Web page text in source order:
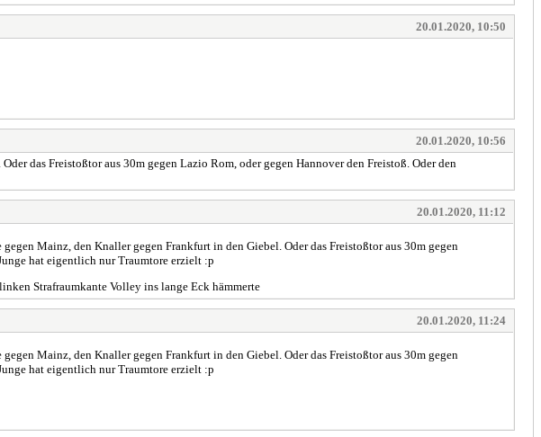
20.01.2020, 10:50
20.01.2020, 10:56
das Freistoßtor aus 30m gegen Lazio Rom, oder gegen Hannover den Freistoß. Oder den
20.01.2020, 11:12
Mainz, den Knaller gegen Frankfurt in den Giebel. Oder das Freistoßtor aus 30m gegen
hat eigentlich nur Traumtore erzielt :p
Strafraumkante Volley ins lange Eck hämmerte
20.01.2020, 11:24
Mainz, den Knaller gegen Frankfurt in den Giebel. Oder das Freistoßtor aus 30m gegen
hat eigentlich nur Traumtore erzielt :p